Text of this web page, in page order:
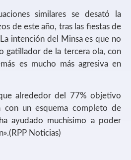
similares se desató la
de este año, tras las fiestas de
intención del Minsa es que no
gatillador de la tercera ola, con
es mucho más agresiva en
alrededor del 77% objetivo
con un esquema completo de
ayudado muchísimo a poder
Noticias)